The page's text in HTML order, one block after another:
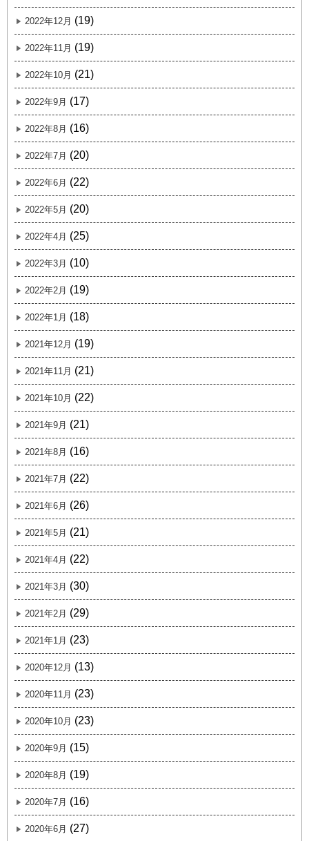
2022年12月 (19)
2022年11月 (19)
2022年10月 (21)
2022年9月 (17)
2022年8月 (16)
2022年7月 (20)
2022年6月 (22)
2022年5月 (20)
2022年4月 (25)
2022年3月 (10)
2022年2月 (19)
2022年1月 (18)
2021年12月 (19)
2021年11月 (21)
2021年10月 (22)
2021年9月 (21)
2021年8月 (16)
2021年7月 (22)
2021年6月 (26)
2021年5月 (21)
2021年4月 (22)
2021年3月 (30)
2021年2月 (29)
2021年1月 (23)
2020年12月 (13)
2020年11月 (23)
2020年10月 (23)
2020年9月 (15)
2020年8月 (19)
2020年7月 (16)
2020年6月 (27)